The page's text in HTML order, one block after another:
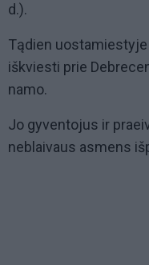
d.).
Tądien uostamiestyje
iškviesti prie
namo.
Jo gyventojus ir
neblaivaus asmens